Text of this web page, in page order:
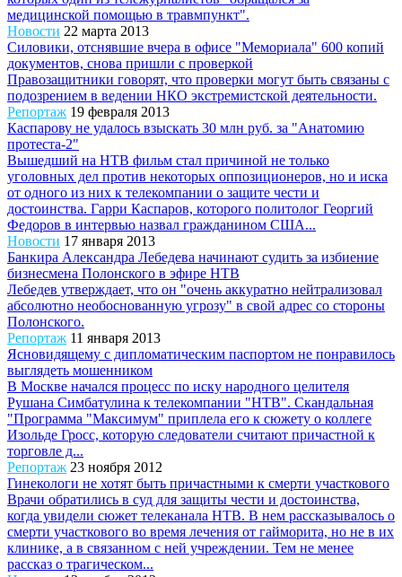
медицинской помощью в травмпункт".
Новости 22 марта 2013
Силовики, отснявшие вчера в офисе "Мемориала" 600 копий
документов, снова пришли с проверкой
Правозащитники говорят, что проверки могут быть связаны с
подозрением в ведении НКО экстремистской деятельности.
Репортаж 19 февраля 2013
Каспарову не удалось взыскать 30 млн руб. за "Анатомию
протеста-2"
Вышедший на НТВ фильм стал причиной не только
уголовных дел против некоторых оппозиционеров, но и иска
от одного из них к телекомпании о защите чести и
достоинства. Гарри Каспаров, которого политолог Георгий
Федоров в интервью назвал гражданином США...
Новости 17 января 2013
Банкира Александра Лебедева начинают судить за избиение
бизнесмена Полонского в эфире НТВ
Лебедев утверждает, что он "очень аккуратно нейтрализовал
абсолютно необоснованную угрозу" в свой адрес со стороны
Полонского.
Репортаж 11 января 2013
Ясновидящему с дипломатическим паспортом не понравилось
выглядеть мошенником
В Москве начался процесс по иску народного целителя
Рушана Симбатулина к телекомпании "НТВ". Скандальная
"Программа "Максимум" приплела его к сюжету о коллеге
Изольде Гросс, которую следователи считают причастной к
торговле д...
Репортаж 23 ноября 2012
Гинекологи не хотят быть причастными к смерти участкового
Врачи обратились в суд для защиты чести и достоинства,
когда увидели сюжет телеканала НТВ. В нем рассказывалось о
смерти участкового во время лечения от гайморита, но не в их
клинике, а в связанном с ней учреждении. Тем не менее
рассказ о трагическом...